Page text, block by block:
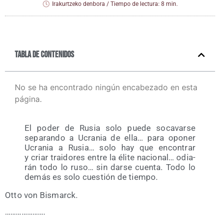
Irakurtzeko denbora / Tiempo de lectura: 8 min.
Tabla de contenidos
No se ha encontrado ningún encabezado en esta
página.
El poder de Rusia solo pue­de soca­var­se
sepa­ran­do a Ucra­nia de ella… para opo­ner
Ucra­nia a Rusia… solo hay que encon­trar
y criar trai­do­res entre la éli­te nacio­nal… odia­
rán todo lo ruso… sin dar­se cuen­ta. Todo lo
demás es solo cues­tión de tiempo.
Otto von Bismarck.
………………….